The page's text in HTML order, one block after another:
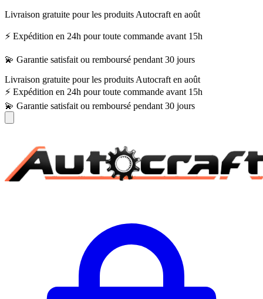
Livraison gratuite pour les produits Autocraft en août
⚡ Expédition en 24h pour toute commande avant 15h
💫 Garantie satisfait ou remboursé pendant 30 jours
Livraison gratuite pour les produits Autocraft en août
⚡ Expédition en 24h pour toute commande avant 15h
💫 Garantie satisfait ou remboursé pendant 30 jours